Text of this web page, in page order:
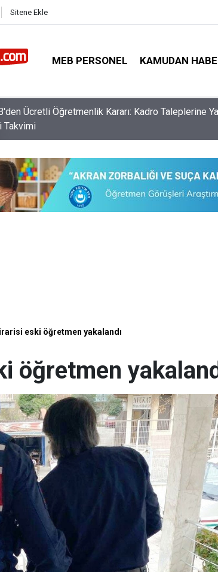
Sitene Ekle
MEB PERSONEL KAMUDAN
Özür Grubu İller Arası Muhtemel İl Emri
eski öğretmen yakalandı
öğretmen